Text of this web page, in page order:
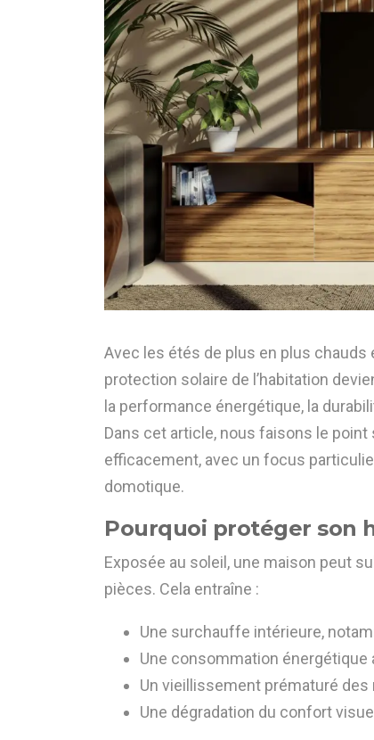
Avec les étés de plus en plus chauds
protection solaire de l’habitation
la performance énergétique, la
Dans cet article, nous faisons le
efficacement, avec un focus
domotique.
Pourquoi protéger son
Exposée au soleil, une maison peut
pièces. Cela entraîne :
Une surchauffe intérieure,
Une consommation énergétique
Un vieillissement prématuré
Une dégradation du confort